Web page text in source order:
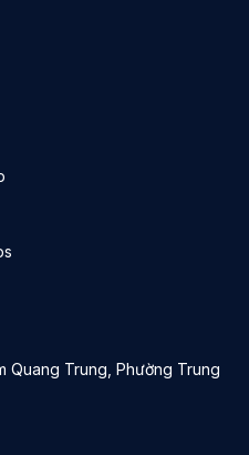
Quang Trung, Phường Trung